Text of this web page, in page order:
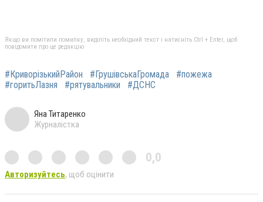
Якщо ви помітили помилку, виділіть необхідний текст і натисніть Ctrl + Enter, щоб
повідомити про це редакцію
#КриворізькийРайон #ГрушівськаГромада
#пожежа
#горитьЛазня
#рятувальники #ДСНС
Яна Титаренко
Журналістка
0,0
Авторизуйтесь, щоб оцінити